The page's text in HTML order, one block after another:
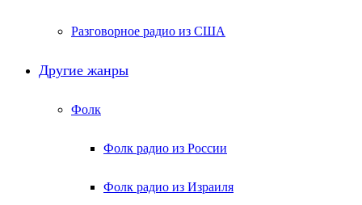
Разговорное радио из США
Другие жанры
Фолк
Фолк радио из России
Фолк радио из Израиля